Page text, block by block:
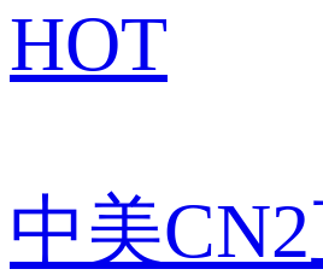
HOT
中美